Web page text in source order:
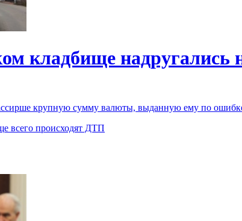
кладбище надругались
крупную сумму валюты, выданную ему по
всего происходят ДТП